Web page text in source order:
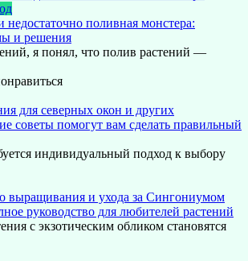
поливная монстера:
и решения
я понял, что полив растений —
для северных окон и других
советы помогут вам сделать правильный
индивидуальный подход к выбору
выращивания и ухода за Сингониумом
руководство для любителей растений
с экзотическим обликом становятся